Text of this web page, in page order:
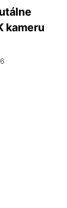
kameru